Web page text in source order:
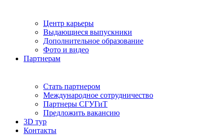
Центр карьеры
Выдающиеся выпускники
Дополнительное образование
Фото и видео
Партнерам
Стать партнером
Международное сотрудничество
Партнеры СГУГиТ
Предложить вакансию
3D тур
Контакты